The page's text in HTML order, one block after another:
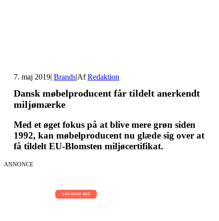
7. maj 2019| Brands|AfRedaktion
Dansk møbelproducent får tildelt anerkendt
miljømærke
Med et øget fokus på at blive mere grøn siden
1992, kan møbelproducent nu glæde sig over at
få tildelt EU-Blomsten miljøcertifikat.
ANNONCE
LÆS MERE HER